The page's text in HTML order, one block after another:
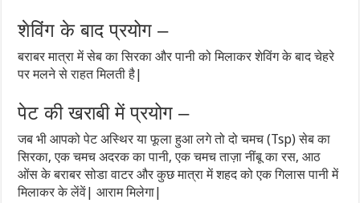
शेविंग के बाद प्रयोग –
बराबर मात्रा में सेब का सिरका और पानी को मिलाकर शेविंग के बाद चेहरे
पर मलने से राहत मिलती है|
पेट की खराबी में प्रयोग –
जब भी आपको पेट अस्थिर या फूला हुआ लगे तो दो चमच (Tsp) सेब का
सिरका, एक चमच अदरक का पानी, एक चमच ताज़ा नींबू का रस, आठ
ओंस के बराबर सोडा वाटर और कुछ मात्रा में शहद को एक गिलास पानी में
मिलाकर के लेंवें| आराम मिलेगा|